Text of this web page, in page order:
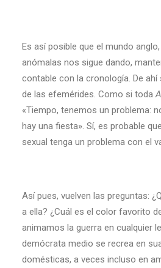
Es así posible que el mundo
anómalas nos sigue dando,
contable con la cronología. De ahí
de las efemérides. Como si toda
«Tiempo, tenemos un problema:
hay una fiesta». Sí, es probable
sexual tenga un problema con el
Así pues, vuelven las preguntas:
a ella? ¿Cuál es el color favorito
animamos la guerra en cualquier
demócrata medio se recrea en
domésticas, a veces incluso en